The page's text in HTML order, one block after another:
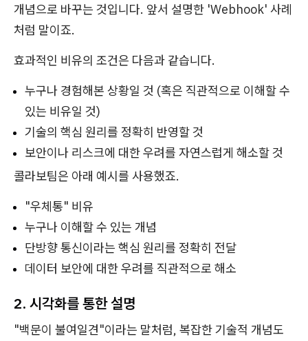
개념으로 바꾸는 것입니다. 앞서 설명한 'Webhook' 사례
처럼 말이죠.
효과적인 비유의 조건은 다음과 같습니다.
누구나 경험해본 상황일 것 (혹은 직관적으로 이해할 수
있는 비유일 것)
기술의 핵심 원리를 정확히 반영할 것
보안이나 리스크에 대한 우려를 자연스럽게 해소할 것
콜라보팀은 아래 예시를 사용했죠.
"우체통" 비유
누구나 이해할 수 있는 개념
단방향 통신이라는 핵심 원리를 정확히 전달
데이터 보안에 대한 우려를 직관적으로 해소
2. 시각화를 통한 설명
"백문이 불여일견"이라는 말처럼, 복잡한 기술적 개념도